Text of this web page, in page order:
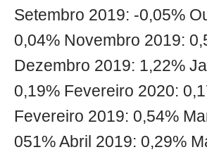
Setembro 2019: -0,05%
0,04% Novembro 2019:
Dezembro 2019: 1,22%
0,19% Fevereiro 2020:
Fevereiro 2019: 0,54%
051% Abril 2019: 0,29%